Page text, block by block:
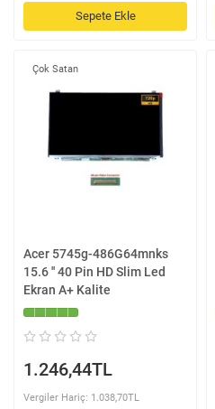
Sepete Ekle
Çok Satan
Acer 5745g-486G64mnks
15.6 '' 40 Pin HD Slim Led
Ekran A+ Kalite
1.246,44TL
Vergiler Hariç: 1.038,70TL